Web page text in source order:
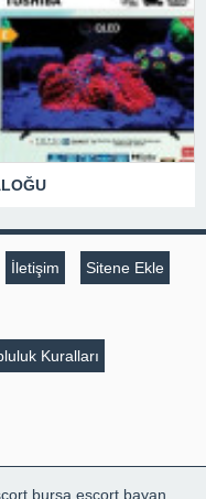
İletişim Sitene Ekle
Kuralları
bursa escort bayan